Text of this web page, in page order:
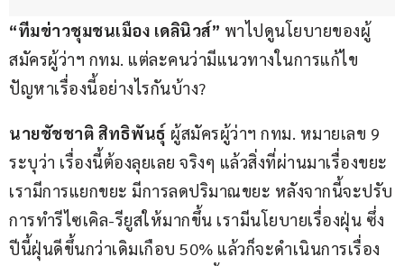
“ทีมข่าวชุมชนเมือง เดลินิวส์” พาไปดูนโยบายของผู้
สมัครผู้ว่าฯ กทม. แต่ละคนว่ามีแนวทางในการแก้ไข
ปัญหาเรื่องนี้อย่างไรกันบ้าง?
นายชัชชาติ สิทธิพันธุ์ ผู้สมัครผู้ว่าฯ กทม. หมายเลข 9
ระบุว่า เรื่องนี้ต้องลุยเลย จริงๆ แล้วสิ่งที่ผ่านมาเรื่องขยะ
เรามีการแยกขยะ มีการลดปริมาณขยะ หลังจากนี้จะปรับ
การทำรีไซเคิล-รียูสให้มากขึ้น เรามีนโยบายเรื่องฝุ่น ซึ่ง
ปีนี้ฝุ่นดีขึ้นกว่าเดิมเกือบ 50% แล้วก็จะดำเนินการเรื่อง